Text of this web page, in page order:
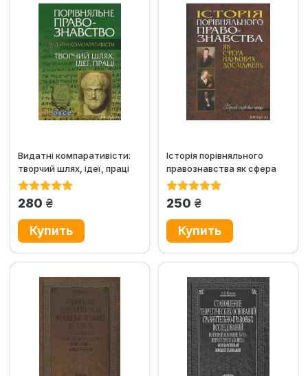
Видатні компаративісти:
творчий шлях, ідеї, праці
280 грн.
Історія порівняльного
правознавства як сфера
наукових досліджень:...
250 грн.